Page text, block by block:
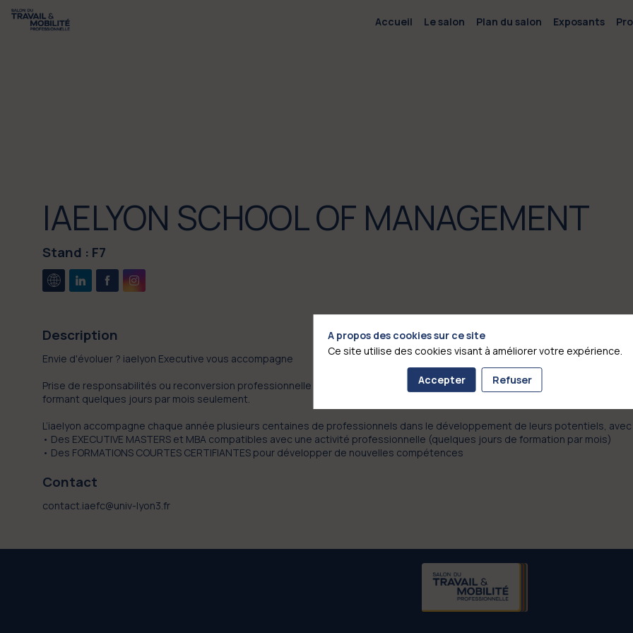
Accueil Le salon Plan du salon Exposants
IAELYON SCHOOL OF MANAGEMENT
Stand : F7
Description
Envie d'évoluer ? iaelyon Executive vous accompagne
Prise de responsabilités ou reconversion professionnelle ? Pour accompagner votre évolution, obtenez un Master / MBA en
formant quelques jours par mois seulement.
L’iaelyon accompagne chaque année plusieurs centaines de professionnels dans le développement de leurs potentiels, avec
• Des EXECUTIVE MASTERS et MBA compatibles avec une activité professionnelle (quelques jours de formation par mois)
Contact
contact.iaefc@univ-lyon3.fr
A propos des cookies sur ce site
Ce site utilise des cookies visant à améliorer votre expérience.
Accepter Refuser